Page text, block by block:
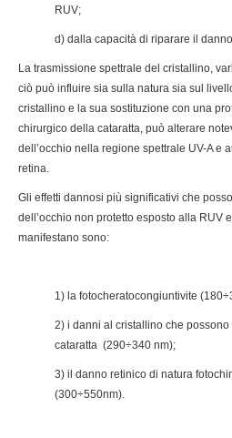
RUV;
d) dalla capacità di riparare il
La trasmissione spettrale del cristallino,
ciò può influire sia sulla natura sia sul
cristallino e la sua sostituzione con una
chirurgico della cataratta, può alterare
dell’occhio nella regione spettrale UV-A e
retina.
Gli effetti dannosi più significativi che
dell’occhio non protetto esposto alla RUV
manifestano sono:
1) la fotocheratocongiuntivite
2) i danni al cristallino che
cataratta (290÷340 nm);
3) il danno retinico di natura
(300÷550nm).